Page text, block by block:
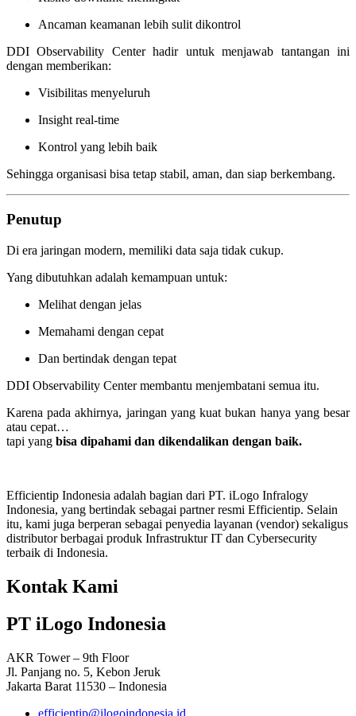
Ancaman keamanan lebih sulit dikontrol
DDI Observability Center hadir untuk menjawab tantangan ini
dengan memberikan:
Visibilitas menyeluruh
Insight real-time
Kontrol yang lebih baik
Sehingga organisasi bisa tetap stabil, aman, dan siap berkembang.
Penutup
Di era jaringan modern, memiliki data saja tidak cukup.
Yang dibutuhkan adalah kemampuan untuk:
Melihat dengan jelas
Memahami dengan cepat
Dan bertindak dengan tepat
DDI Observability Center membantu menjembatani semua itu.
Karena pada akhirnya, jaringan yang kuat bukan hanya yang besar
atau cepat…
tapi yang bisa dipahami dan dikendalikan dengan baik.
Efficientip Indonesia adalah bagian dari PT. iLogo Infralogy
Indonesia, yang bertindak sebagai partner resmi Efficientip. Selain
itu, kami juga berperan sebagai penyedia layanan (vendor) sekaligus
distributor berbagai produk Infrastruktur IT dan Cybersecurity
terbaik di Indonesia.
Kontak Kami
PT iLogo Indonesia
AKR Tower – 9th Floor
Jl. Panjang no. 5, Kebon Jeruk
Jakarta Barat 11530 – Indonesia
efficientip@ilogoindonesia.id